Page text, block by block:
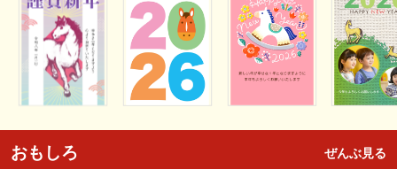
おもしろ ぜんぶ見る